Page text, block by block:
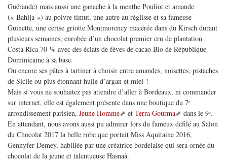
Guérande) mais aussi une ganache à la menthe Pouliot et amande
(« Bahija ») au poivre timut, une autre au réglisse et sa fameuse
Guinette, une cerise griotte Montmorency macérée dans du Kirsch durant
plusieurs semaines, enrobée d’un chocolat premier cru de plantation
Costa Rica 70 % avec des éclats de fèves de cacao Bio de République
Dominicaine à sa base.
Ou encore ses pâtes à tartiner à choisir entre amandes, noisettes, pistaches
de Sicile ou plus étonnant huile d’argan et miel !
Mais si vous ne souhaitez pas attendre d’aller à Bordeaux, ni commander
sur internet, elle est également présente dans une boutique du 7ᵉ
arrondissement parisien, Jeune Homme et Terra Gourma
dans le 9ᵉ.
En attendant, nous avons aussi pu admirer lors du fameux défilé au Salon
du Chocolat 2017 la belle robe que portait Miss Aquitaine 2016,
Gennyfer Demey, habillée par une créatrice bordelaise qui sera ornée du
chocolat de la jeune et talentueuse Hasnaâ.